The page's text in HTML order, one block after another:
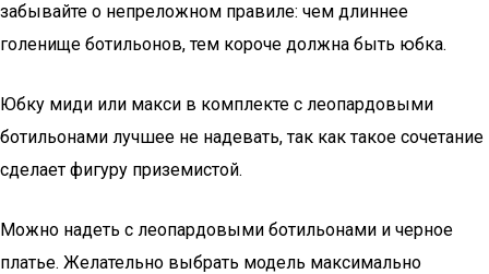
забывайте о непреложном правиле: чем длиннее
голенище ботильонов, тем короче должна быть юбка.
Юбку миди или макси в комплекте с леопардовыми
ботильонами лучшее не надевать, так как такое сочетание
сделает фигуру приземистой.
Можно надеть с леопардовыми ботильонами и черное
платье. Желательно выбрать модель максимально